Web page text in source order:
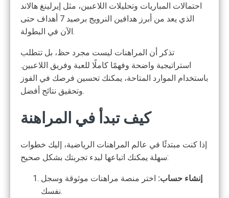
احتمالات المباريات وتحليلات اللاعبين، مثل إيرلينغ هالاند
الذي يعد من أبرز هدافين النرويج برصيد 7 أهداف حتى
الآن في البطولة.
تذكر أن المراهنات ليست مجرد حظ، بل تتطلب
استراتيجية واضحة وفهمًا كاملًا للعبة وفريق اللاعبين.
باستخدام الموارد المتاحة، يمكنك تحسين فرصك في الفوز
وتحقيق نتائج أفضل.
كيف تبدأ في المراهنة
إذا كنت مبتدئًا في عالم المراهنات الرياضية، إليك خطوات
سهلة يمكنك اتباعها لبدء تجربتك بشكل صحيح:
إنشاء حساب: اختر منصة مراهنات موثوقة وسجل
نفسك.